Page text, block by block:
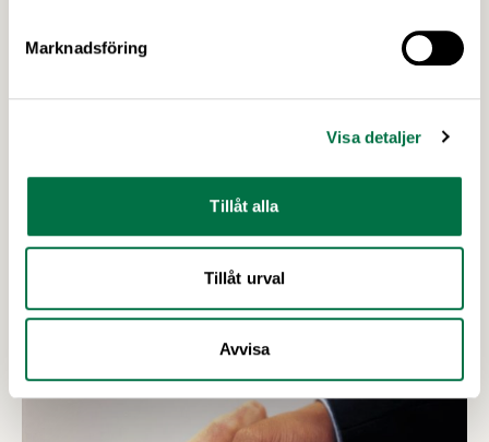
Marknadsföring
Visa detaljer
Tillåt alla
Tillåt urval
Avvisa
Arbetsrättschef och förhandlare
Skicka e-post till Henrik
Upptäck mer